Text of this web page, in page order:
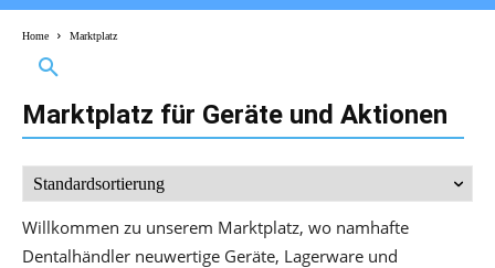
Home Marktplatz
Marktplatz für Geräte und Aktionen
Willkommen zu unserem Marktplatz, wo namhafte
Dentalhändler neuwertige Geräte, Lagerware und